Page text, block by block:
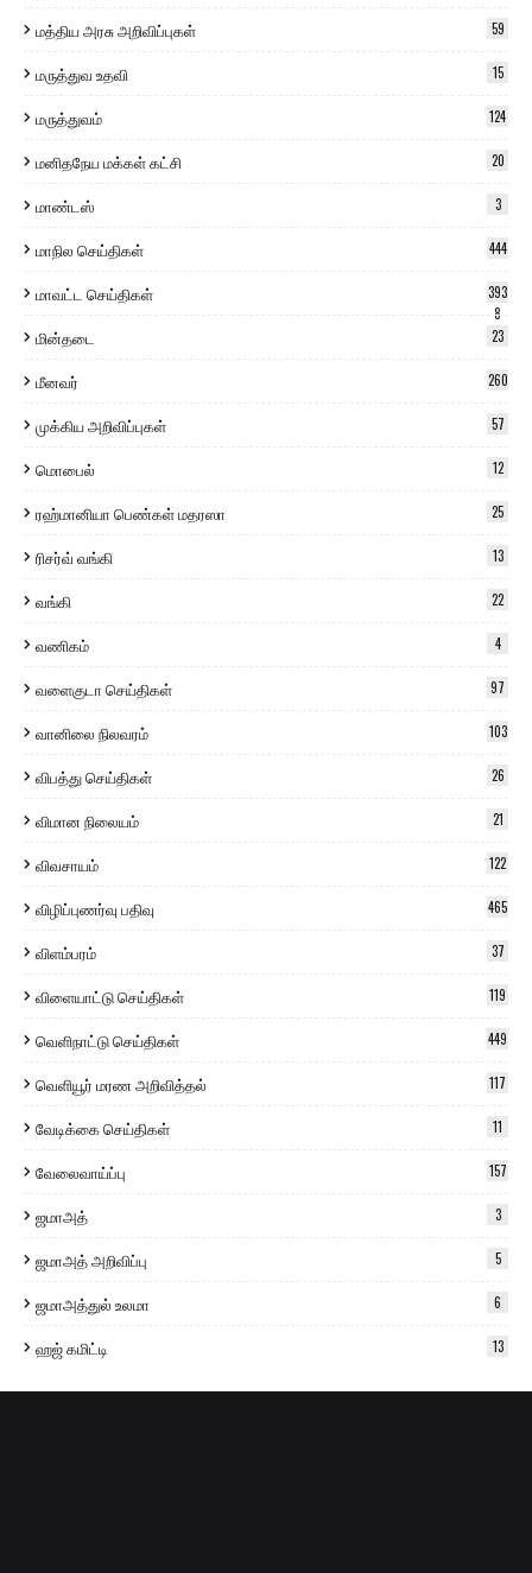
மத்திய அரசு அறிவிப்புகள் 59
மருத்துவ உதவி 15
மருத்துவம் 124
மனிதநேய மக்கள் கட்சி 20
மாண்டஸ் 3
மாநில செய்திகள் 444
மாவட்ட செய்திகள்
393
8
மின்தடை 23
மீனவர் 260
முக்கிய அறிவிப்புகள் 57
மொபைல் 12
ரஹ்மானியா பெண்கள் மதரஸா 25
ரிசர்வ் வங்கி 13
வங்கி 22
வணிகம் 4
வளைகுடா செய்திகள் 97
வானிலை நிலவரம் 103
விபத்து செய்திகள் 26
விமான நிலையம் 21
விவசாயம் 122
விழிப்புணர்வு பதிவு 465
விளம்பரம் 37
விளையாட்டு செய்திகள் 119
வெளிநாட்டு செய்திகள் 449
வெளியூர் மரண அறிவித்தல் 117
வேடிக்கை செய்திகள் 11
வேலைவாய்ப்பு 157
ஜமாஅத் 3
ஜமாஅத் அறிவிப்பு 5
ஜமாஅத்துல் உலமா 6
ஹஜ் கமிட்டி 13